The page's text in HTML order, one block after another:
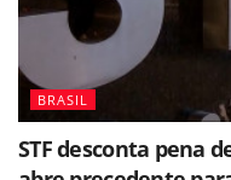
BRASIL
STF desconta pena